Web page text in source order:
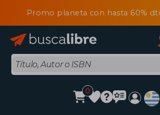
Promo planeta con hasta 60%
0